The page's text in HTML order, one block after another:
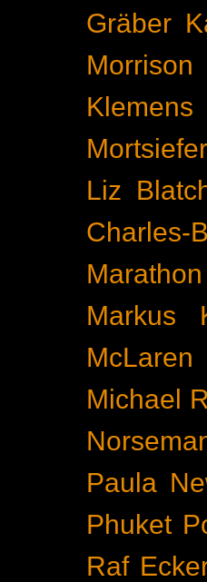
Gräber
Morrison
Mortsiefer
Liz
Charles-
Marathon
Markus
McLaren
Michael
Paula
Phuket
Raf